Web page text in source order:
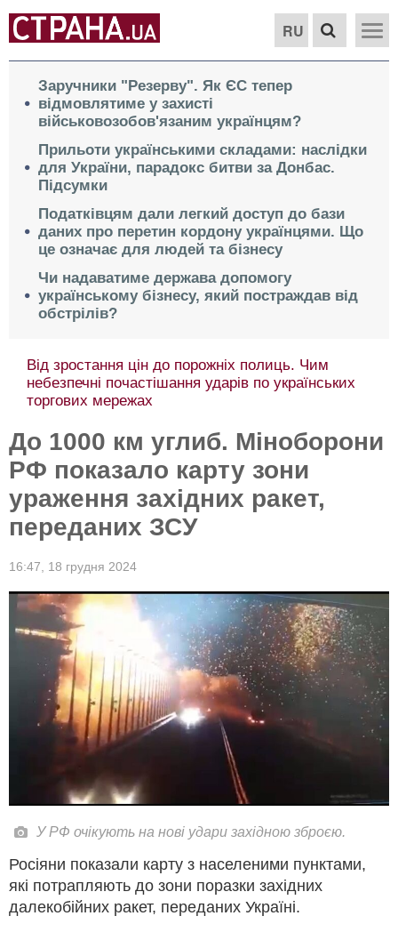
RU
Заручники "Резерву". Як ЄС тепер
відмовлятиме у захисті
військовозобов'язаним українцям?
Прильоти українськими складами: наслідки
для України, парадокс битви за Донбас.
Підсумки
Податківцям дали легкий доступ до бази
даних про перетин кордону українцями. Що
це означає для людей та бізнесу
Чи надаватиме держава допомогу
українському бізнесу, який постраждав від
обстрілів?
Від зростання цін до порожніх полиць. Чим
небезпечні почастішання ударів по українських
торгових мережах
До 1000 км углиб. Міноборони
РФ показало карту зони
ураження західних ракет,
переданих ЗСУ
16:47, 18 грудня 2024
У РФ очікують на нові удари західною зброєю.
Росіяни показали карту з населеними пунктами,
які потрапляють до зони поразки західних
далекобійних ракет, переданих Україні.